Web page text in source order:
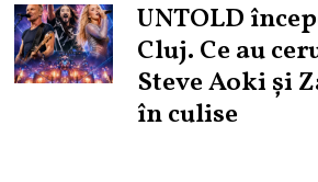
UNTOLD
Cluj. Ce au
Steve Aoki și
în culise